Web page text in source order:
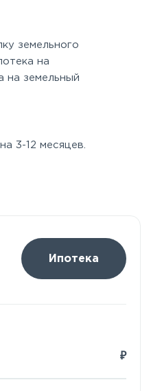
земельного
на
на земельный
3-12 месяцев.
Ипотека
₽